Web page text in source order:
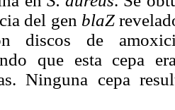
del gen blaZ
discos de
que esta cepa
Ninguna cepa